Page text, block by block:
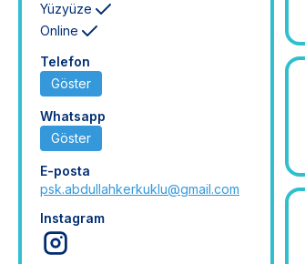
Yüzyüze
Online
Telefon
Göster
Whatsapp
Göster
E-posta
psk.abdullahkerkuklu@gmail.com
Instagram